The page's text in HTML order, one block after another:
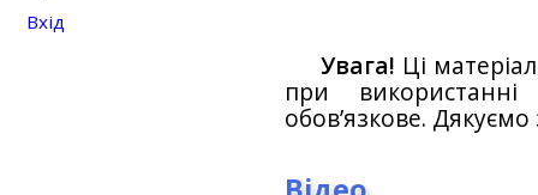
Увага! Ці
при
обов’язкове.
Вхід